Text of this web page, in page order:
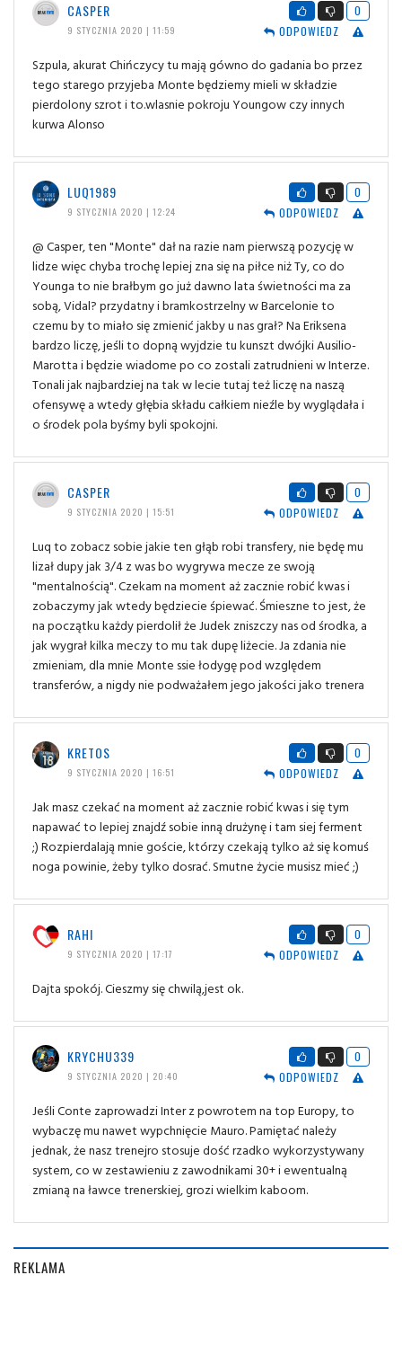
CASPER
9 STYCZNIA 2020 | 11:59
0
ODPOWIEDZ
Szpula, akurat Chińczycy tu mają gówno do gadania bo przez
tego starego przyjeba Monte będziemy mieli w składzie
pierdolony szrot i to.wlasnie pokroju Youngow czy innych
kurwa Alonso
LUQ1989
9 STYCZNIA 2020 | 12:24
0
ODPOWIEDZ
@ Casper, ten "Monte" dał na razie nam pierwszą pozycję w
lidze więc chyba trochę lepiej zna się na piłce niż Ty, co do
Younga to nie brałbym go już dawno lata świetności ma za
sobą, Vidal? przydatny i bramkostrzelny w Barcelonie to
czemu by to miało się zmienić jakby u nas grał? Na Eriksena
bardzo liczę, jeśli to dopną wyjdzie tu kunszt dwójki Ausilio-
Marotta i będzie wiadome po co zostali zatrudnieni w Interze.
Tonali jak najbardziej na tak w lecie tutaj też liczę na naszą
ofensywę a wtedy głębia składu całkiem nieźle by wyglądała i
o środek pola byśmy byli spokojni.
CASPER
9 STYCZNIA 2020 | 15:51
0
ODPOWIEDZ
Luq to zobacz sobie jakie ten głąb robi transfery, nie będę mu
lizał dupy jak 3/4 z was bo wygrywa mecze ze swoją
"mentalnością". Czekam na moment aż zacznie robić kwas i
zobaczymy jak wtedy będziecie śpiewać. Śmieszne to jest, że
na początku każdy pierdolił że Judek zniszczy nas od środka, a
jak wygrał kilka meczy to mu tak dupę liżecie. Ja zdania nie
zmieniam, dla mnie Monte ssie łodygę pod względem
transferów, a nigdy nie podważałem jego jakości jako trenera
KRETOS
9 STYCZNIA 2020 | 16:51
0
ODPOWIEDZ
Jak masz czekać na moment aż zacznie robić kwas i się tym
napawać to lepiej znajdź sobie inną drużynę i tam siej ferment
;) Rozpierdalają mnie goście, którzy czekają tylko aż się komuś
noga powinie, żeby tylko dosrać. Smutne życie musisz mieć ;)
RAHI
9 STYCZNIA 2020 | 17:17
0
ODPOWIEDZ
Dajta spokój. Cieszmy się chwilą,jest ok.
KRYCHU339
9 STYCZNIA 2020 | 20:40
0
ODPOWIEDZ
Jeśli Conte zaprowadzi Inter z powrotem na top Europy, to
wybaczę mu nawet wypchnięcie Mauro. Pamiętać należy
jednak, że nasz trenejro stosuje dość rzadko wykorzystywany
system, co w zestawieniu z zawodnikami 30+ i ewentualną
zmianą na ławce trenerskiej, grozi wielkim kaboom.
REKLAMA